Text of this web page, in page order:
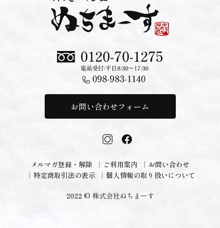
お問い合わせフォーム
メルマガ登録・解除 ご利用案内
お問い合わせ
特定商取引法の表示
個人情報の取り扱いについて
2022 © 株式会社ぬちまーす